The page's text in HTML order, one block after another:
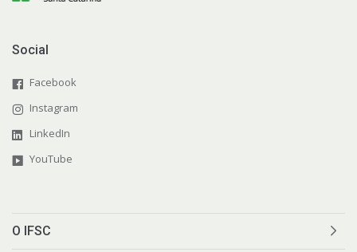
Social
Facebook
Instagram
LinkedIn
YouTube
O IFSC